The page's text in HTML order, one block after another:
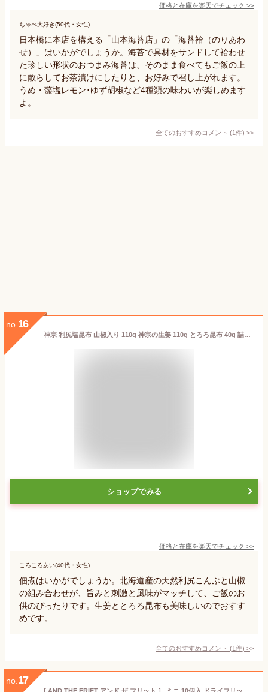
価格と在庫を楽天でチェック >>
ちゃぺ大好き(50代・女性)
日本橋に本店を構える「山本海苔店」の「海苔袷（のりあわ
せ）」はいかがでしょうか。海苔で具材をサンドして袷わせ
た珍しい形状のおつまみ海苔は、そのまま食べてもご飯の上
に散らしてお茶漬けにしたりと、お好みで召し上がれます。
うめ・藻塩レモン･ゆず胡椒など4種類の味わいが楽しめます
よ。
全てのおすすめコメント (1件) >
no. 16
神宗 利尻塩昆布 山椒入り 110g 神宗の生姜 110g とろろ昆布 40g 詰合せ 利尻塩昆布 道北産 ショウガ 佃煮 とろろこんぶ 送料無料 ギフト 内祝
ショップでみる
価格と在庫を楽天でチェック >>
ころころあい(40代・女性)
佃煮はいかがでしょうか。北海道産の天然利尻こんぶと山椒
の組み合わせが、旨みと刺激と風味がマッチして、ご飯のお
供のぴったりです。生姜ととろろ昆布も美味しいのでおすす
めです。
全てのおすすめコメント (1件) >
no. 17